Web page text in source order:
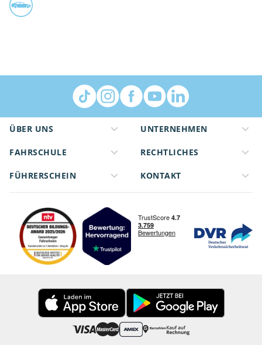
ÜBER UNS
FAHRSCHULE
FÜHRERSCHEIN
UNTERNEHMEN
RECHTLICHES
KONTAKT